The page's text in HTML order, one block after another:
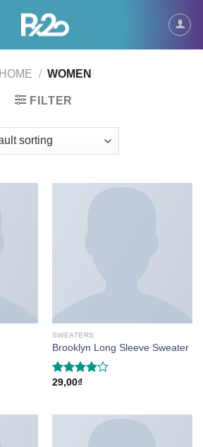
HOME / WOMEN
FILTER
SWEATERS
Brooklyn Long Sleeve Sweater
Rated
29,00₫